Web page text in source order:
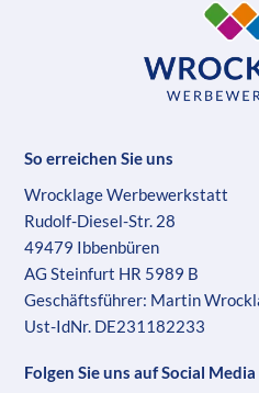
So erreichen Sie uns
Wrocklage Werbewerkstatt
Rudolf-Diesel-Str. 28
49479 Ibbenbüren
AG Steinfurt HR 5989 B
Geschäftsführer: Martin
Ust-IdNr. DE231182233
Folgen Sie uns auf Social Media